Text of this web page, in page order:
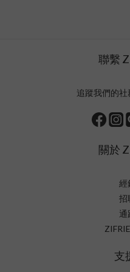
聯繫
追蹤我們的
關於
經
招
通
支